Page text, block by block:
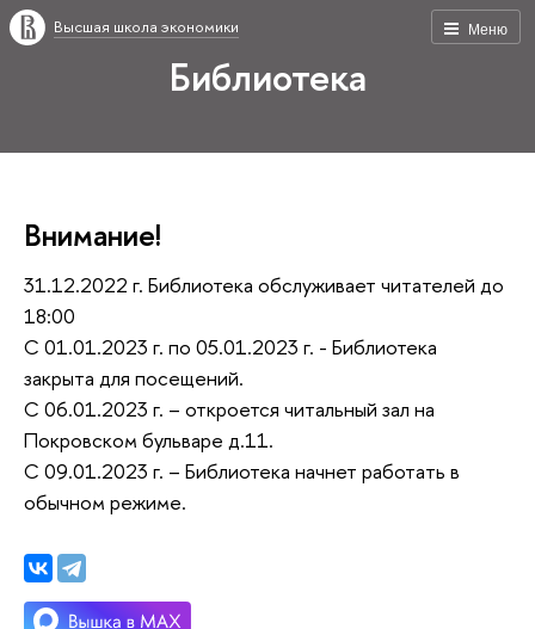
Меню
Высшая школа экономики
Библиотека
Внимание!
31.12.2022 г. Библиотека обслуживает читателей до
18:00
С 01.01.2023 г. по 05.01.2023 г. - Библиотека
закрыта для посещений.
С 06.01.2023 г. – откроется читальный зал на
Покровском бульваре д.11.
С 09.01.2023 г. – Библиотека начнет работать в
обычном режиме.